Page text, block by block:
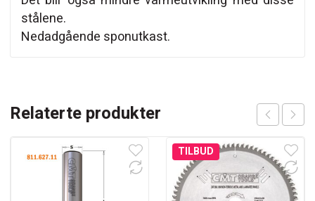
stålene.
Nedadgående sponutkast.
Relaterte produkter
TILBUD